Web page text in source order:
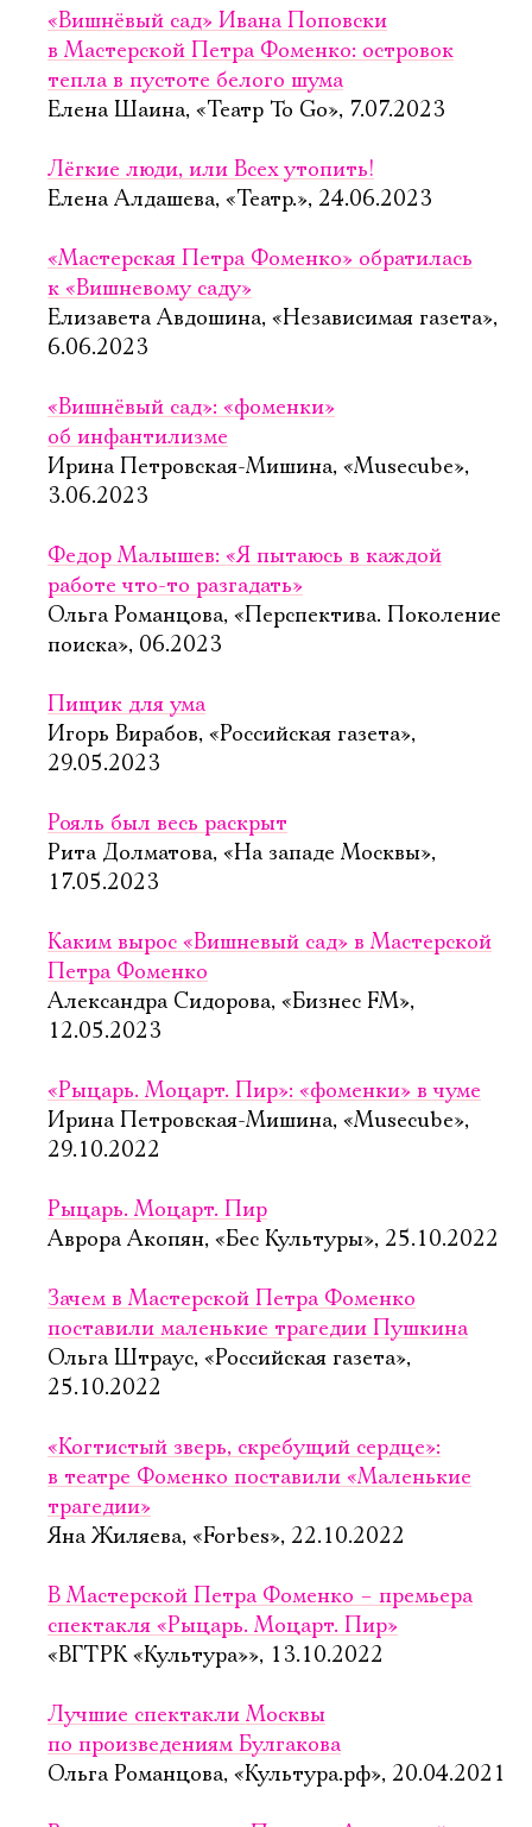
«Вишнёвый сад» Ивана Поповски
в Мастерской Петра Фоменко: островок
тепла в пустоте белого шума
Елена Шаина, «Театр To Go», 7.07.2023
Лёгкие люди, или Всех утопить!
Елена Алдашева, «Театр.», 24.06.2023
«Мастерская Петра Фоменко» обратилась
к «Вишневому саду»
Елизавета Авдошина, «Независимая газета»,
6.06.2023
«Вишнёвый сад»: «фоменки»
об инфантилизме
Ирина Петровская-Мишина, «Musecube»,
3.06.2023
Федор Малышев: «Я пытаюсь в каждой
работе что-то разгадать»
Ольга Романцова, «Перспектива. Поколение
поиска», 06.2023
Пищик для ума
Игорь Вирабов, «Российская газета»,
29.05.2023
Рояль был весь раскрыт
Рита Долматова, «На западе Москвы»,
17.05.2023
Каким вырос «Вишневый сад» в Мастерской
Петра Фоменко
Александра Сидорова, «Бизнес FM»,
12.05.2023
«Рыцарь. Моцарт. Пир»: «фоменки» в чуме
Ирина Петровская-Мишина, «Musecube»,
29.10.2022
Рыцарь. Моцарт. Пир
Аврора Акопян, «Бес Культуры», 25.10.2022
Зачем в Мастерской Петра Фоменко
поставили маленькие трагедии Пушкина
Ольга Штраус, «Российская газета»,
25.10.2022
«Когтистый зверь, скребущий сердце»:
в театре Фоменко поставили «Маленькие
трагедии»
Яна Жиляева, «Forbes», 22.10.2022
В Мастерской Петра Фоменко – премьера
спектакля «Рыцарь. Моцарт. Пир»
«ВГТРК «Культура»», 13.10.2022
Лучшие спектакли Москвы
по произведениям Булгакова
Ольга Романцова, «Культура.рф», 20.04.2021